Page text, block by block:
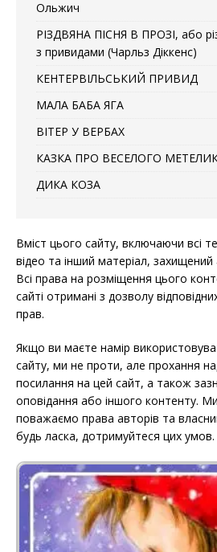
Ольжич
РІЗДВЯНА ПІСНЯ В ПРОЗІ, або
з привидами (Чарльз Діккенс)
КЕНТЕРВІЛЬСЬКИЙ ПРИВИД
МАЛА БАБА ЯГА
ВІТЕР У ВЕРБАХ
КАЗКА ПРО ВЕСЕЛОГО
ДИКА КОЗА
Вміст цього сайту, включаючи всі
відео та інший матеріал,
Всі права на розміщення цього
сайті отримані з дозволу
прав.
Якщо ви маєте намір
сайту, ми не проти, але прохання
посилання на цей сайт, а також
оповідання або іншого контенту.
поважаємо права авторів та
будь ласка, дотримуйтеся цих умов.